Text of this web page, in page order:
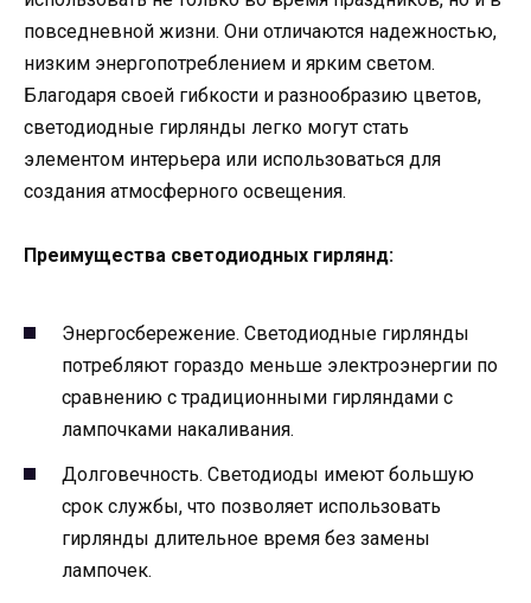
повседневной жизни. Они отличаются надежностью,
низким энергопотреблением и ярким светом.
Благодаря своей гибкости и разнообразию цветов,
светодиодные гирлянды легко могут стать
элементом интерьера или использоваться для
создания атмосферного освещения.
Преимущества светодиодных гирлянд:
Энергосбережение. Светодиодные гирлянды
потребляют гораздо меньше электроэнергии по
сравнению с традиционными гирляндами с
лампочками накаливания.
Долговечность. Светодиоды имеют большую
срок службы, что позволяет использовать
гирлянды длительное время без замены
лампочек.